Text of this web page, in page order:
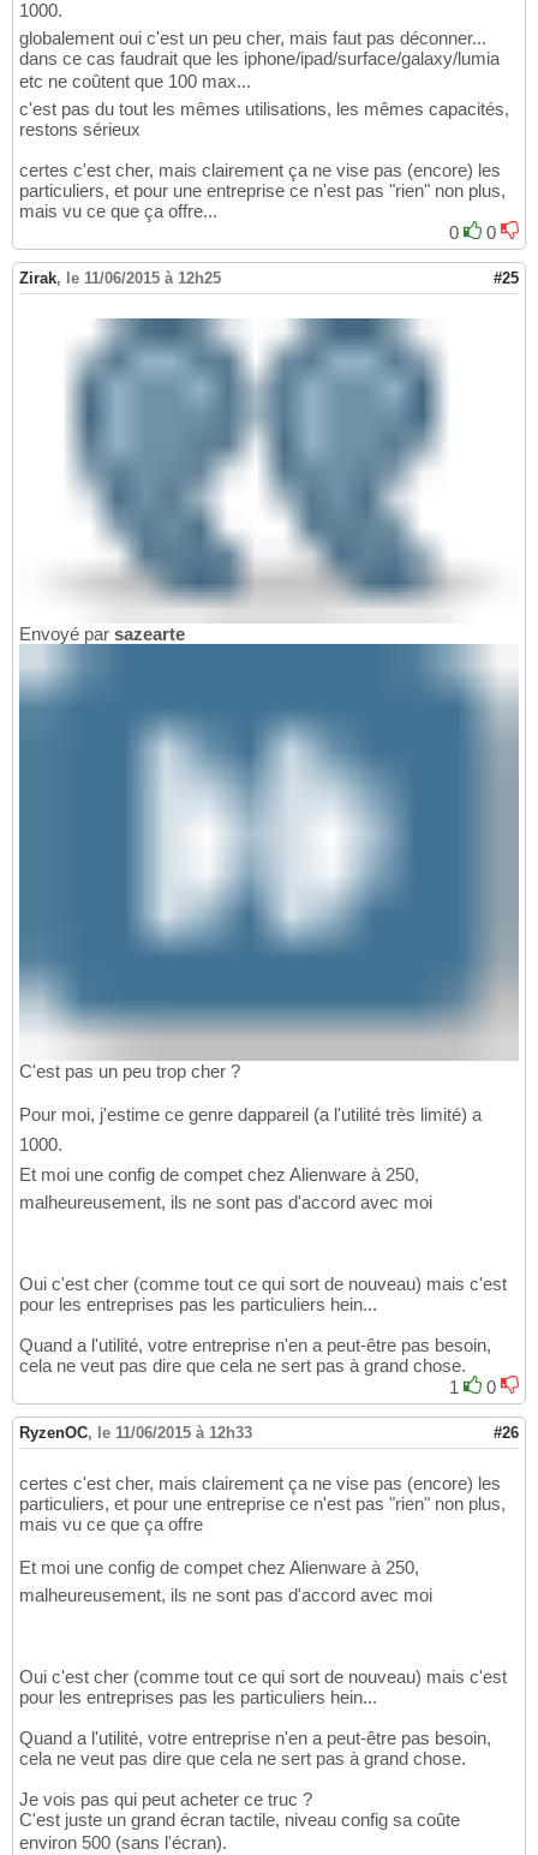
1000.
globalement oui c'est un peu cher, mais faut pas déconner...
dans ce cas faudrait que les iphone/ipad/surface/galaxy/lumia
etc ne coûtent que 100 max...
c'est pas du tout les mêmes utilisations, les mêmes capacités,
restons sérieux
certes c'est cher, mais clairement ça ne vise pas (encore) les
particuliers, et pour une entreprise ce n'est pas "rien" non plus,
mais vu ce que ça offre...
0
0
Zirak, le 11/06/2015 à 12h25 #25
Envoyé par sazearte
C'est pas un peu trop cher ?
Pour moi, j'estime ce genre dappareil (a l'utilité très limité) a
1000.
Et moi une config de compet chez Alienware à 250,
malheureusement, ils ne sont pas d'accord avec moi
Oui c'est cher (comme tout ce qui sort de nouveau) mais c'est
pour les entreprises pas les particuliers hein...
Quand a l'utilité, votre entreprise n'en a peut-être pas besoin,
cela ne veut pas dire que cela ne sert pas à grand chose.
1
0
RyzenOC, le 11/06/2015 à 12h33 #26
certes c'est cher, mais clairement ça ne vise pas (encore) les
particuliers, et pour une entreprise ce n'est pas "rien" non plus,
mais vu ce que ça offre
Et moi une config de compet chez Alienware à 250,
malheureusement, ils ne sont pas d'accord avec moi
Oui c'est cher (comme tout ce qui sort de nouveau) mais c'est
pour les entreprises pas les particuliers hein...
Quand a l'utilité, votre entreprise n'en a peut-être pas besoin,
cela ne veut pas dire que cela ne sert pas à grand chose.
Je vois pas qui peut acheter ce truc ?
C'est juste un grand écran tactile, niveau config sa coûte
environ 500 (sans l'écran).